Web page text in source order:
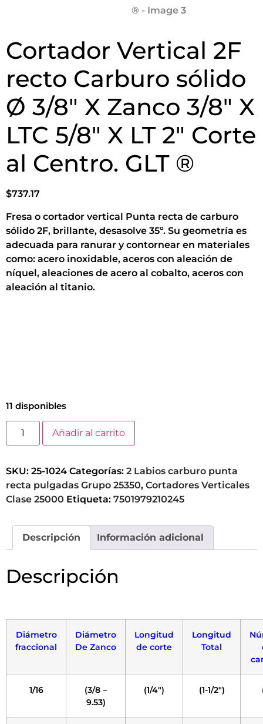
Cortador Vertical 2F
recto Carburo sólido
Ø 3/8″ X Zanco 3/8″ X
LTC 5/8″ X LT 2″ Corte
al Centro. GLT ®
$737.17
Fresa o cortador vertical Punta recta de carburo
sólido 2F, brillante, desasolve 35º. Su geometría es
adecuada para ranurar y contornear en materiales
como: acero inoxidable, aceros con aleación de
níquel, aleaciones de acero al cobalto, aceros con
aleación al titanio.
11 disponibles
Añadir al carrito
SKU: 25-1024 Categorías: 2 Labios carburo punta
recta pulgadas Grupo 25350, Cortadores Verticales
Clase 25000 Etiqueta: 7501979210245
Descripción Información adicional
Descripción
Diámetro
fraccional
Diámetro
De Zanco
Longitud
de corte
Longitud
Total
1/16
(3/8 –
9.53)
(1/4″) (1-1/2″)